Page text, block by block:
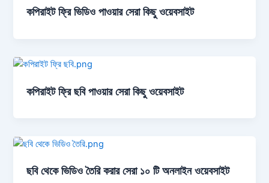
কপিরাইট ফ্রি ভিডিও পাওয়ার সেরা কিছু ওয়েবসাইট
কপিরাইট ফ্রি ছবি পাওয়ার সেরা কিছু ওয়েবসাইট
ছবি থেকে ভিডিও তৈরি করার সেরা ১০ টি অনলাইন ওয়েবসাইট